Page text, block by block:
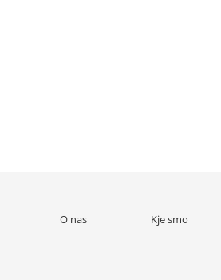
O nas Kje smo